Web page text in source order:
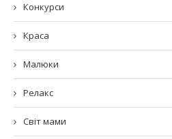
Конкурси
Краса
Малюки
Релакс
Світ мами